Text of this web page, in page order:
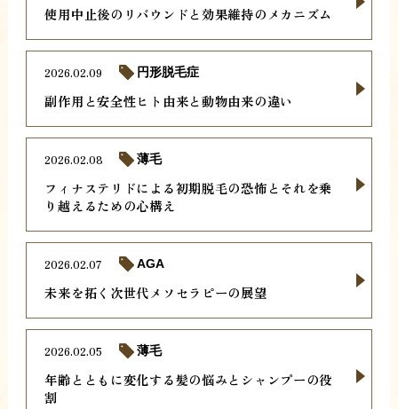
使用中止後のリバウンドと効果維持のメカニズム
副作用と安全性ヒト由来と動物由来の違い
2026.02.09 円形脱毛症
フィナステリドによる初期脱毛の恐怖とそれを乗
り越えるための心構え
2026.02.08 薄毛
未来を拓く次世代メソセラピーの展望
2026.02.07 AGA
年齢とともに変化する髪の悩みとシャンプーの役
割
2026.02.05 薄毛